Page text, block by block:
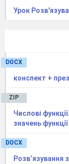
Урок
DOCX
конспект +
ZIP
Числові
значень функції
DOCX
Розв’язування